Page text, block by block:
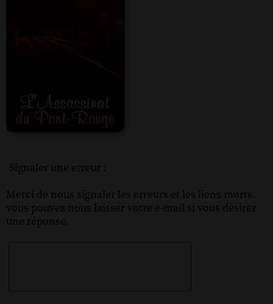
Signaler une erreur :
Merci de nous signaler les erreurs et les liens morts.
vous pouvez nous laisser votre e-mail si vous désirez
une réponse.